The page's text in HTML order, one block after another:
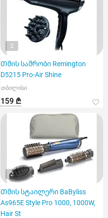
2
Თმის საშრობი Remington
D5215 Pro-Air Shine
თბილისი
159 ₾
2
Თმის სტაილერი BaByliss
As965E Style Pro 1000, 1000W,
Hair St